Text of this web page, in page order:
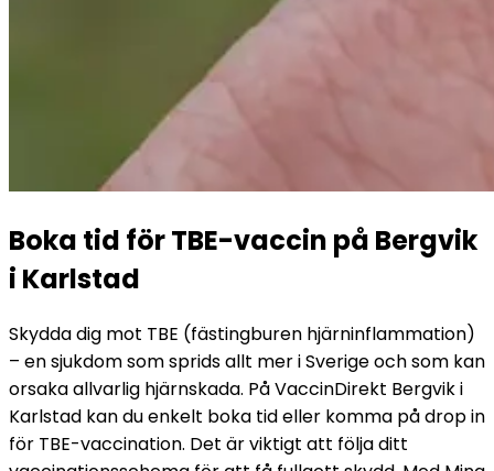
Boka tid för TBE-vaccin på Bergvik
i Karlstad
Skydda dig mot TBE (fästingburen hjärninflammation)
– en sjukdom som sprids allt mer i Sverige och som kan
orsaka allvarlig hjärnskada. På VaccinDirekt Bergvik i
Karlstad kan du enkelt boka tid eller komma på drop in
för TBE-vaccination. Det är viktigt att följa ditt